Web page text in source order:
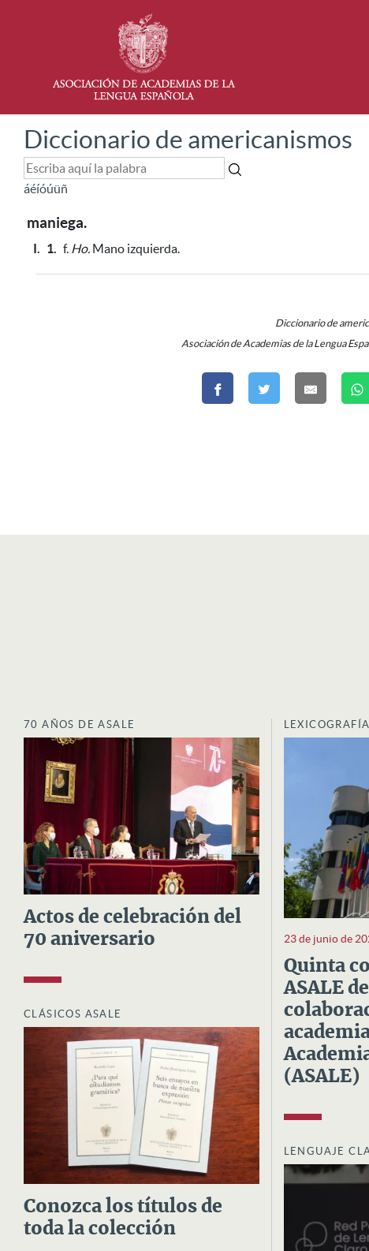
Diccionario de americanismos
áéíóúüñ
maniega.
I. 1. f. Ho. Mano izquierda.
Diccionario de
Asociación de Academias de la Lengua
70 AÑOS DE ASALE
Actos de celebración del
70 aniversario
CLÁSICOS ASALE
Conozca los títulos de
toda la colección
LEXICOGRAFÍA
23 de junio de
Quinta
ASALE
(ASALE)
LENGUAJE